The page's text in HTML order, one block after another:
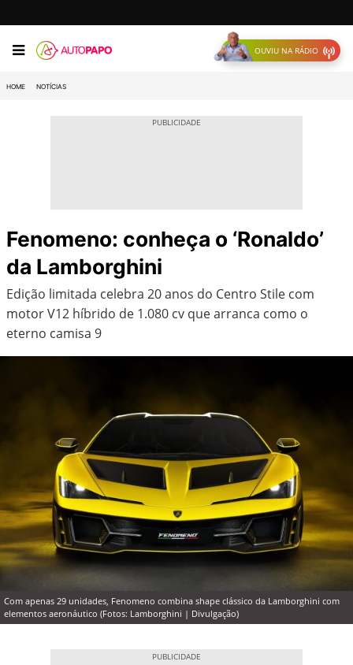
OUVIU NA RÁDIO
HOME NOTÍCIAS
Fenomeno: conheça o ‘Ronaldo’
da Lamborghini
Edição limitada celebra 20 anos do Centro Stile com
motor V12 híbrido de 1.080 cv que arranca como o
eterno camisa 9
Com apenas 29 unidades, Fenomeno combina shape clássico da Lamborghini com
elementos aeronáutico (Fotos: Lamborghini | Divulgação)